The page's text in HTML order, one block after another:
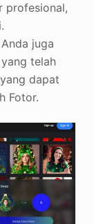
profesional,
juga
telah
dapat
Fotor.